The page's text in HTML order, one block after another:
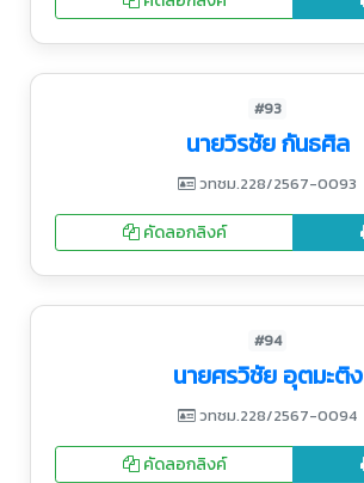
#93
นายวิรชัย กันธศิล
วทชม.228/2567-0093
คัดลอกลิงค์
#94
นายศรวิชัย อุตมะติง
วทชม.228/2567-0094
คัดลอกลิงค์